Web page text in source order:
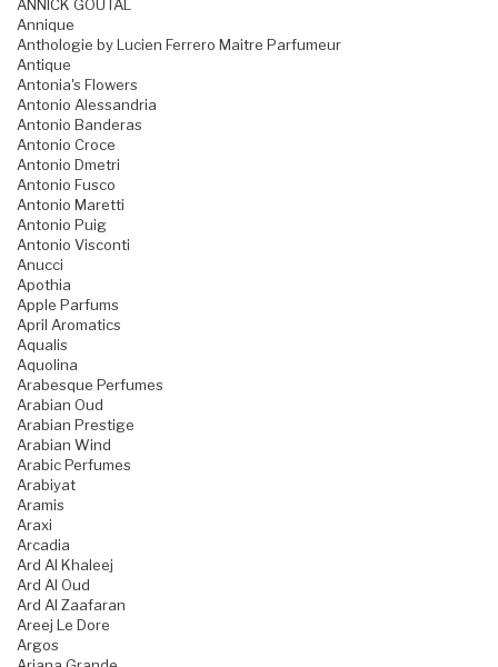
ANNICK GOUTAL
Annique
Anthologie by Lucien Ferrero Maitre Parfumeur
Antique
Antonia's Flowers
Antonio Alessandria
Antonio Banderas
Antonio Croce
Antonio Dmetri
Antonio Fusco
Antonio Maretti
Antonio Puig
Antonio Visconti
Anucci
Apothia
Apple Parfums
April Aromatics
Aqualis
Aquolina
Arabesque Perfumes
Arabian Oud
Arabian Prestige
Arabian Wind
Arabic Perfumes
Arabiyat
Aramis
Araxi
Arcadia
Ard Al Khaleej
Ard Al Oud
Ard Al Zaafaran
Areej Le Dore
Argos